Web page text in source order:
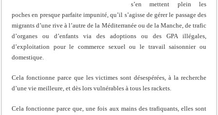
s’en mettent plein les
poches en presque parfaite impunité, qu’il s’agisse de gérer le passage des
migrants d’une rive à l’autre de la Méditerranée ou de la Manche, de trafic
d’organes ou d’enfants via des adoptions ou des GPA illégales,
d’exploitation pour le commerce sexuel ou le travail saisonnier ou
domestique.
Cela fonctionne parce que les victimes sont désespérées, à la recherche
d’une vie meilleure, et dès lors vulnérables à tous les rackets.
Cela fonctionne parce que, une fois aux mains des trafiquants, elles sont